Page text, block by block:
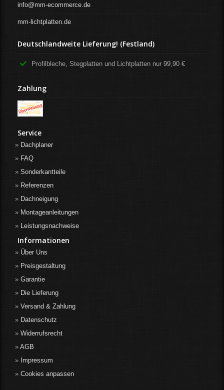
info@mm-ecommerce.de
mm-lichtplatten.de
Deutschlandweite Lieferung! (Festland)
Profilbleche, Stegplatten und Lichtplatten nur 99,90 €
Zahlung
Service
Dachplaner
FAQ
Sonderkantteile
Referenzen
Dachneigung
Montageanleitungen
Leistungsnachweise
Informationen
Über Uns
Preisgestaltung
Garantie
Die Lieferung
Versand & Zahlung
Datenschutz
Widerrufsrecht
AGB
Impressum
Cookies anpassen